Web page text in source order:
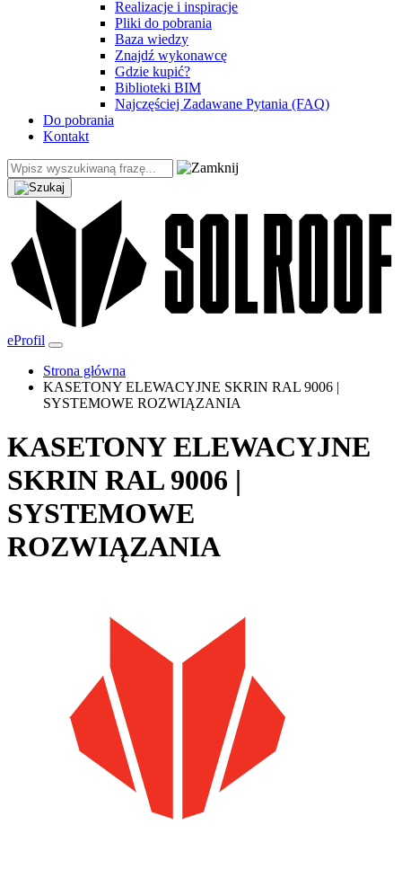
Realizacje i inspiracje
Pliki do pobrania
Baza wiedzy
Znajdź wykonawcę
Gdzie kupić?
Biblioteki BIM
Najczęściej Zadawane Pytania (FAQ)
Do pobrania
Kontakt
eProfil
Strona główna
KASETONY ELEWACYJNE SKRIN RAL 9006 |
SYSTEMOWE ROZWIĄZANIA
KASETONY ELEWACYJNE
SKRIN RAL 9006 |
SYSTEMOWE
ROZWIĄZANIA